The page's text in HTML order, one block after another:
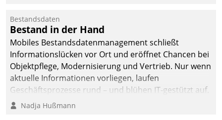
Bestandsdaten
Bestand in der Hand
Mobiles Bestandsdatenmanagement schließt
Informationslücken vor Ort und eröffnet Chancen bei
Objektpflege, Modernisierung und Vertrieb. Nur wenn
aktuelle Informationen vorliegen, laufen
Geschäftsprozesse rund – und blühen IT-gestützt auf.
Nadja Hußmann